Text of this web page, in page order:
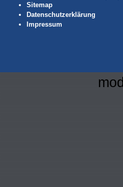
Sitemap
Datenschutzerklärung
Impressum
mod